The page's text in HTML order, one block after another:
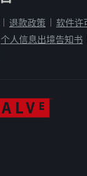
退款政策 软件许
个人信息出境告知书